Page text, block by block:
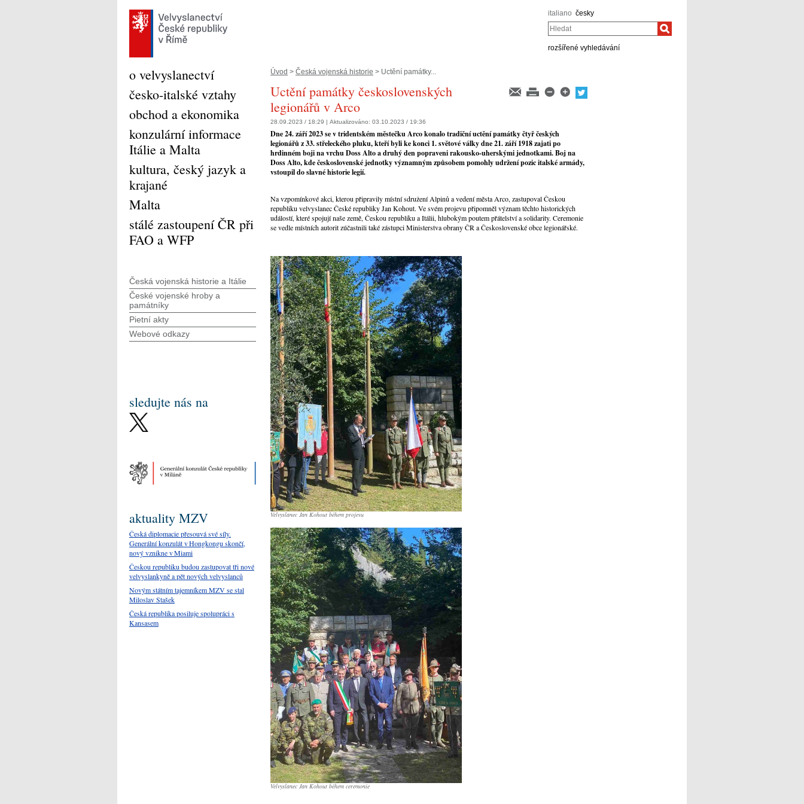
italiano česky
Hledat
rozšířené vyhledávání
Úvod > Česká vojenská historie > Uctění památky...
Uctění památky československých
legionářů v Arco
28.09.2023 / 18:29 | Aktualizováno: 03.10.2023 / 19:36
Dne 24. září 2023 se v tridentském městečku Arco konalo tradiční uctění památky čtyř českých
legionářů z 33. střeleckého pluku, kteří byli ke konci 1. světové války dne 21. září 1918 zajati po
hrdinném boji na vrchu Doss Alto a druhý den popraveni rakousko-uherskými jednotkami. Boj na
Doss Alto, kde československé jednotky významným způsobem pomohly udržení pozic italské armády,
vstoupil do slavné historie legií.
Na vzpomínkové akci, kterou připravily místní sdružení Alpinů a vedení města Arco, zastupoval Českou
republiku velvyslanec České republiky Jan Kohout. Ve svém projevu připomněl význam těchto historických
událostí, které spojují naše země, Českou republiku a Itálii, hlubokým poutem přátelství a solidarity. Ceremonie
se vedle místních autorit zúčastnili také zástupci Ministerstva obrany ČR a Československé obce legionářské.
Velvyslanec Jan Kohout během projevu
Velvyslanec Jan Kohout během ceremonie
o velvyslanectví
česko-italské vztahy
obchod a ekonomika
konzulární informace
Itálie a Malta
kultura, český jazyk a
krajané
Malta
stálé zastoupení ČR při
FAO a WFP
Česká vojenská historie a Itálie
České vojenské hroby a
památníky
Pietní akty
Webové odkazy
sledujte nás na
aktuality MZV
Česká diplomacie přesouvá své síly.
Generální konzulát v Hongkongu skončí,
nový vznikne v Miami
Českou republiku budou zastupovat tři nové
velvyslankyně a pět nových velvyslanců
Novým státním tajemníkem MZV se stal
Miloslav Stašek
Česká republika posiluje spolupráci s
Kansasem